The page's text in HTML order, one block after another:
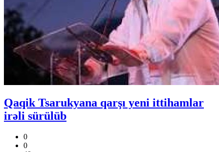
Qaqik Tsarukyana qarşı yeni ittihamlar
irəli sürülüb
0
0